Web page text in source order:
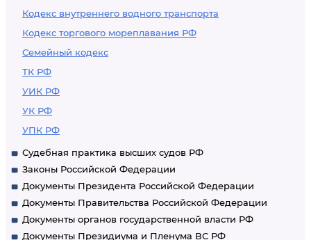
Кодекс внутреннего водного транспорта
Кодекс торгового мореплавания РФ
Семейный кодекс
ТК РФ
УИК РФ
УК РФ
УПК РФ
Судебная практика высших судов РФ
Законы Российской Федерации
Документы Президента Российской Федерации
Документы Правительства Российской Федерации
Документы органов государственной власти РФ
Документы Президиума и Пленума ВС РФ